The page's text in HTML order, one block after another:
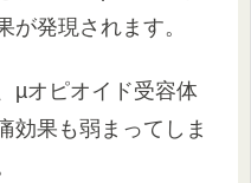
が発現されます。
µオピオイド受容体
効果も弱まってしま